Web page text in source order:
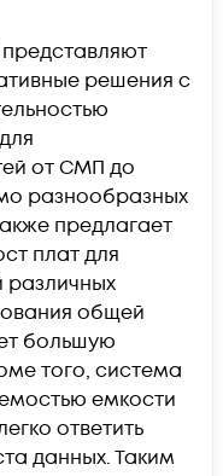
представляют
решения с
от СМП до
разнообразных
предлагает
плат для
различных
общей
большую
того, система
емкости
ответить
данных. Таким